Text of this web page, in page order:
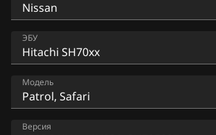
Acura
Alfa Romeo
ATLAS
ЭБУ
Bosch EDC16CP33
Bosch EDC17C84
Модель
AD
Версия